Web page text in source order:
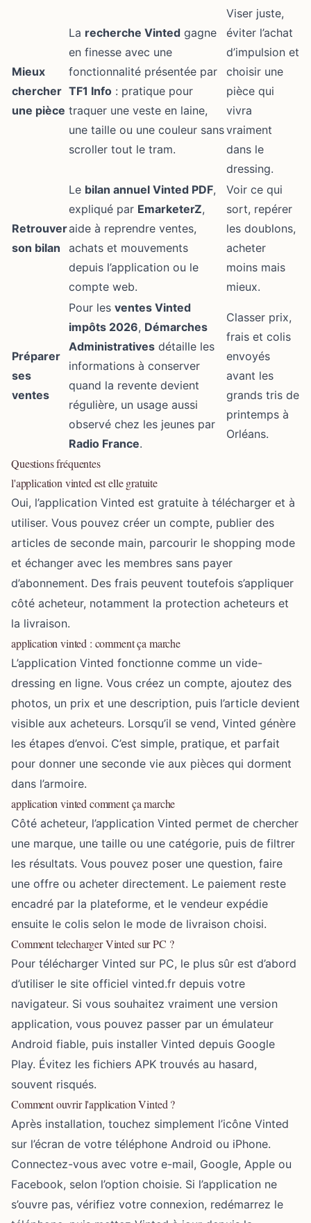
Mieux
chercher
une pièce
La recherche Vinted gagne
en finesse avec une
fonctionnalité présentée par
TF1 Info : pratique pour
traquer une veste en laine,
une taille ou une couleur sans
scroller tout le tram.
Viser juste,
éviter l’achat
d’impulsion et
choisir une
pièce qui
vivra
vraiment
dans le
dressing.
Retrouver
son bilan
Le bilan annuel Vinted PDF,
expliqué par EmarketerZ,
aide à reprendre ventes,
achats et mouvements
depuis l’application ou le
compte web.
Voir ce qui
sort, repérer
les doublons,
acheter
moins mais
mieux.
Préparer
ses
ventes
Pour les ventes Vinted
impôts 2026, Démarches
Administratives détaille les
informations à conserver
quand la revente devient
régulière, un usage aussi
observé chez les jeunes par
Radio France.
Classer prix,
frais et colis
envoyés
avant les
grands tris de
printemps à
Orléans.
Questions fréquentes
l'application vinted est elle gratuite
Oui, l’application Vinted est gratuite à télécharger et à
utiliser. Vous pouvez créer un compte, publier des
articles de seconde main, parcourir le shopping mode
et échanger avec les membres sans payer
d’abonnement. Des frais peuvent toutefois s’appliquer
côté acheteur, notamment la protection acheteurs et
la livraison.
application vinted : comment ça marche
L’application Vinted fonctionne comme un vide-
dressing en ligne. Vous créez un compte, ajoutez des
photos, un prix et une description, puis l’article devient
visible aux acheteurs. Lorsqu’il se vend, Vinted génère
les étapes d’envoi. C’est simple, pratique, et parfait
pour donner une seconde vie aux pièces qui dorment
dans l’armoire.
application vinted comment ça marche
Côté acheteur, l’application Vinted permet de chercher
une marque, une taille ou une catégorie, puis de filtrer
les résultats. Vous pouvez poser une question, faire
une offre ou acheter directement. Le paiement reste
encadré par la plateforme, et le vendeur expédie
ensuite le colis selon le mode de livraison choisi.
Comment telecharger Vinted sur PC ?
Pour télécharger Vinted sur PC, le plus sûr est d’abord
d’utiliser le site officiel vinted.fr depuis votre
navigateur. Si vous souhaitez vraiment une version
application, vous pouvez passer par un émulateur
Android fiable, puis installer Vinted depuis Google
Play. Évitez les fichiers APK trouvés au hasard,
souvent risqués.
Comment ouvrir l'application Vinted ?
Après installation, touchez simplement l’icône Vinted
sur l’écran de votre téléphone Android ou iPhone.
Connectez-vous avec votre e-mail, Google, Apple ou
Facebook, selon l’option choisie. Si l’application ne
s’ouvre pas, vérifiez votre connexion, redémarrez le